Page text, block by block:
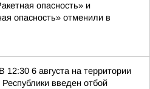
опасность» и
опасность» отменили в
12:30 6 августа на территории
Республики введен отбой